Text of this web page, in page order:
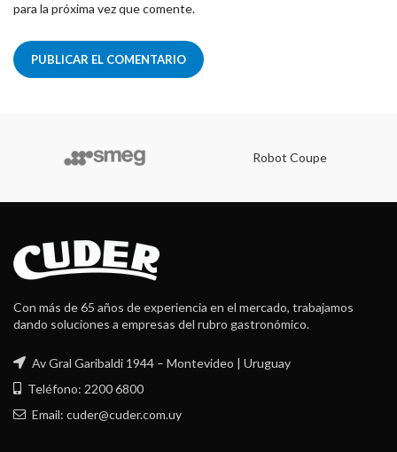
para la próxima vez que comente.
Robot Coupe
Con más de 65 años de experiencia en el mercado, trabajamos
dando soluciones a empresas del rubro gastronómico.
Av Gral Garibaldi 1944 – Montevideo | Uruguay
Teléfono: 2200 6800
Email: cuder@cuder.com.uy